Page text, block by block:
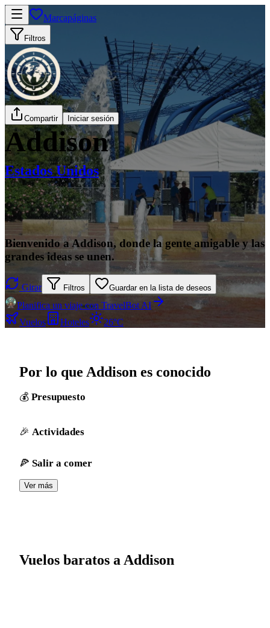
Marcapáginas
Filtros
Compartir Iniciar sesión
Addison
Estados Unidos
Bienvenido a Addison, donde la gente amigable y las
grandes ideas se unen.
Girar Filtros Guardar en la lista de deseos
Planifica un viaje con TravelBot AI
Vuelos
Hoteles 26°C
Por lo que Addison es conocido
Presupuesto
Actividades
Salir a comer
Ver más
Vuelos baratos a Addison